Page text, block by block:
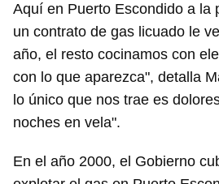
Aquí en Puerto Escondido a la
un contrato de gas licuado le
año, el resto cocinamos con
con lo que aparezca", detalla
lo único que nos trae es
noches en vela".
En el año 2000, el Gobierno